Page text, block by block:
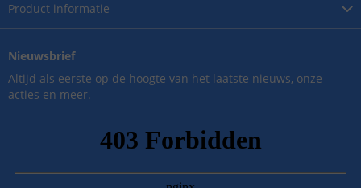
Product informatie
Nieuwsbrief
Altijd als eerste op de hoogte van het laatste nieuws, onze
acties en meer.